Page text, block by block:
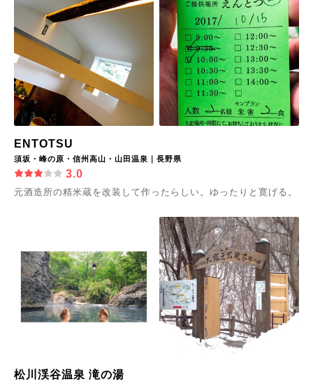
ENTOTSU
須坂・峰の原・信州高山・山田温泉｜長野県
3.0
元酒造所の精米蔵を改装して作ったらしい。ゆったりと寛げる。
松川渓谷温泉 滝の湯